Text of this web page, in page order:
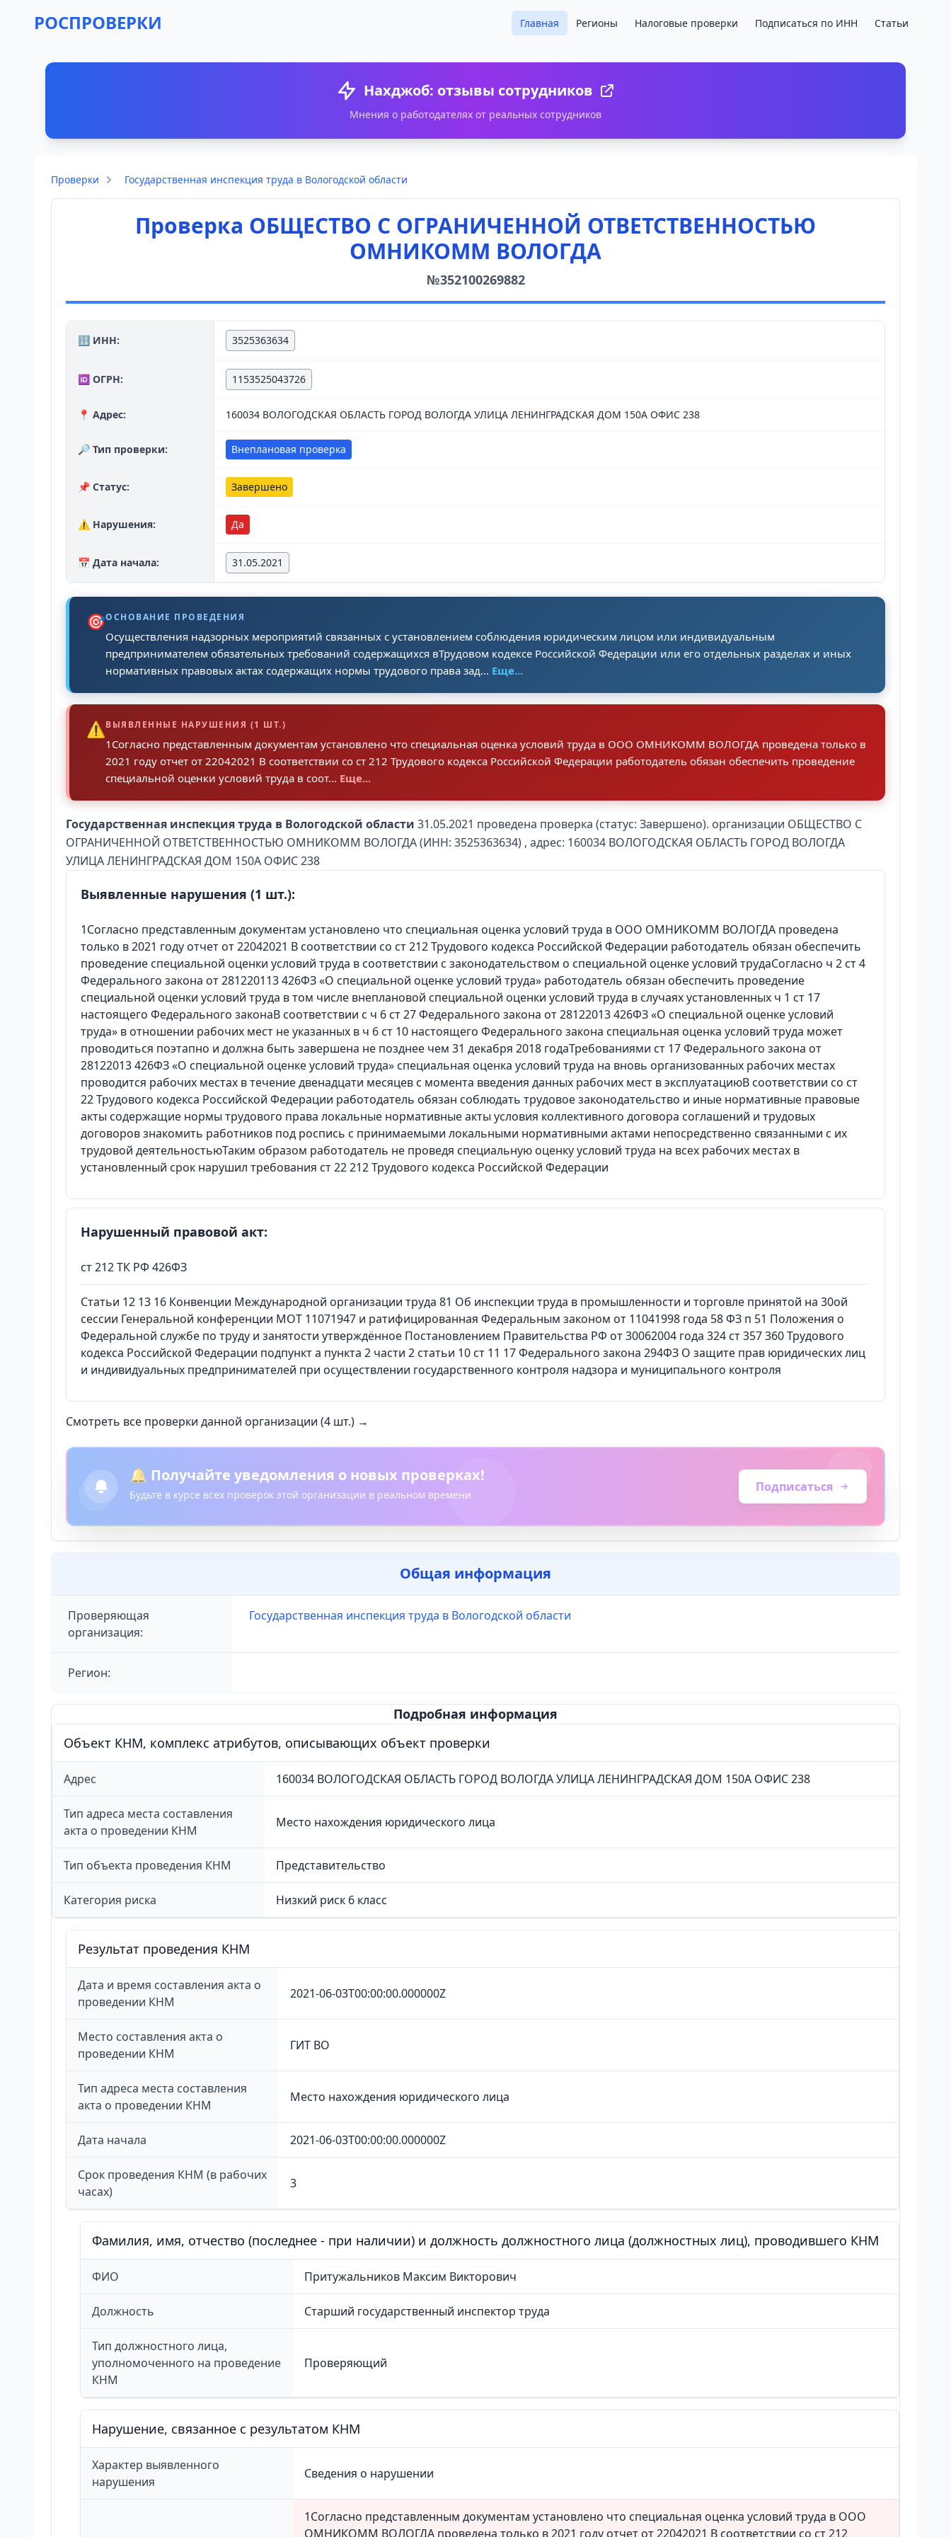
РОСПРОВЕРКИ Главная Регионы Налоговые проверки Подписаться по ИНН Статьи
Нахджоб: отзывы сотрудников
Мнения о работодателях от реальных сотрудников
Проверки Государственная инспекция труда в Вологодской области
Проверка ОБЩЕСТВО С ОГРАНИЧЕННОЙ ОТВЕТСТВЕННОСТЬЮ
ОМНИКОММ ВОЛОГДА
№352100269882
🔢 ИНН: 3525363634
🆔 ОГРН: 1153525043726
📍 Адрес: 160034 ВОЛОГОДСКАЯ ОБЛАСТЬ ГОРОД ВОЛОГДА УЛИЦА ЛЕНИНГРАДСКАЯ ДОМ 150А ОФИС 238
🔎 Тип проверки: Внеплановая проверка
📌 Статус: Завершено
⚠️ Нарушения: Да
📅 Дата начала: 31.05.2021
🎯ОСНОВАНИЕ ПРОВЕДЕНИЯ
Осуществления надзорных мероприятий связанных с установлением соблюдения юридическим лицом или индивидуальным
предпринимателем обязательных требований содержащихся вТрудовом кодексе Российской Федерации или его отдельных разделах и иных
нормативных правовых актах содержащих нормы трудового права зад... Еще...
⚠️ВЫЯВЛЕННЫЕ НАРУШЕНИЯ (1 ШТ.)
1Согласно представленным документам установлено что специальная оценка условий труда в ООО ОМНИКОММ ВОЛОГДА проведена только в
2021 году отчет от 22042021 В соответствии со ст 212 Трудового кодекса Российской Федерации работодатель обязан обеспечить проведение
специальной оценки условий труда в соот... Еще...
Государственная инспекция труда в Вологодской области 31.05.2021 проведена проверка (статус: Завершено). организации ОБЩЕСТВО С
ОГРАНИЧЕННОЙ ОТВЕТСТВЕННОСТЬЮ ОМНИКОММ ВОЛОГДА (ИНН: 3525363634) , адрес: 160034 ВОЛОГОДСКАЯ ОБЛАСТЬ ГОРОД ВОЛОГДА
УЛИЦА ЛЕНИНГРАДСКАЯ ДОМ 150А ОФИС 238
Выявленные нарушения (1 шт.):
1Согласно представленным документам установлено что специальная оценка условий труда в ООО ОМНИКОММ ВОЛОГДА проведена
только в 2021 году отчет от 22042021 В соответствии со ст 212 Трудового кодекса Российской Федерации работодатель обязан обеспечить
проведение специальной оценки условий труда в соответствии с законодательством о специальной оценке условий трудаСогласно ч 2 ст 4
Федерального закона от 281220113 426ФЗ «О специальной оценке условий труда» работодатель обязан обеспечить проведение
специальной оценки условий труда в том числе внеплановой специальной оценки условий труда в случаях установленных ч 1 ст 17
настоящего Федерального законаВ соответствии с ч 6 ст 27 Федерального закона от 28122013 426ФЗ «О специальной оценке условий
труда» в отношении рабочих мест не указанных в ч 6 ст 10 настоящего Федерального закона специальная оценка условий труда может
проводиться поэтапно и должна быть завершена не позднее чем 31 декабря 2018 годаТребованиями ст 17 Федерального закона от
28122013 426ФЗ «О специальной оценке условий труда» специальная оценка условий труда на вновь организованных рабочих местах
проводится рабочих местах в течение двенадцати месяцев с момента введения данных рабочих мест в эксплуатациюВ соответствии со ст
22 Трудового кодекса Российской Федерации работодатель обязан соблюдать трудовое законодательство и иные нормативные правовые
акты содержащие нормы трудового права локальные нормативные акты условия коллективного договора соглашений и трудовых
договоров знакомить работников под роспись с принимаемыми локальными нормативными актами непосредственно связанными с их
трудовой деятельностьюТаким образом работодатель не проведя специальную оценку условий труда на всех рабочих местах в
установленный срок нарушил требования ст 22 212 Трудового кодекса Российской Федерации
Нарушенный правовой акт:
ст 212 ТК РФ 426ФЗ
Статьи 12 13 16 Конвенции Международной организации труда 81 Об инспекции труда в промышленности и торговле принятой на 30ой
сессии Генеральной конференции МОТ 11071947 и ратифицированная Федеральным законом от 11041998 года 58 ФЗ п 51 Положения о
Федеральной службе по труду и занятости утверждённое Постановлением Правительства РФ от 30062004 года 324 ст 357 360 Трудового
кодекса Российской Федерации подпункт а пункта 2 части 2 статьи 10 ст 11 17 Федерального закона 294ФЗ О защите прав юридических лиц
и индивидуальных предпринимателей при осуществлении государственного контроля надзора и муниципального контроля
Смотреть все проверки данной организации (4 шт.) →
🔔 Получайте уведомления о новых проверках!
Будьте в курсе всех проверок этой организации в реальном времени
Подписаться
Общая информация
Проверяющая
организация:
Государственная инспекция труда в Вологодской области
Регион:
Подробная информация
Объект КНМ, комплекс атрибутов, описывающих объект проверки
Адрес 160034 ВОЛОГОДСКАЯ ОБЛАСТЬ ГОРОД ВОЛОГДА УЛИЦА ЛЕНИНГРАДСКАЯ ДОМ 150А ОФИС 238
Тип адреса места составления
акта о проведении КНМ
Место нахождения юридического лица
Тип объекта проведения КНМ Представительство
Категория риска Низкий риск 6 класс
Результат проведения КНМ
Дата и время составления акта о
проведении КНМ
2021-06-03T00:00:00.000000Z
Место составления акта о
проведении КНМ
ГИТ ВО
Тип адреса места составления
акта о проведении КНМ
Место нахождения юридического лица
Дата начала 2021-06-03T00:00:00.000000Z
Срок проведения КНМ (в рабочих
часах)
3
Фамилия, имя, отчество (последнее - при наличии) и должность должностного лица (должностных лиц), проводившего КНМ
ФИО Притужальников Максим Викторович
Должность Старший государственный инспектор труда
Тип должностного лица,
уполномоченного на проведение
КНМ
Проверяющий
Нарушение, связанное с результатом КНМ
Характер выявленного
нарушения
Сведения о нарушении
1Согласно представленным документам установлено что специальная оценка условий труда в ООО
ОМНИКОММ ВОЛОГДА проведена только в 2021 году отчет от 22042021 В соответствии со ст 212